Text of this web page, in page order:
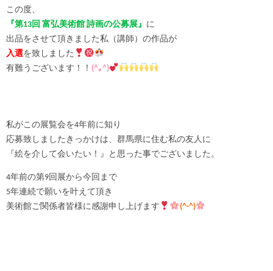
この度、
『第13回 富弘美術館 詩画の公募展』 に
出品をさせて頂きました私（講師）の作品が
入選を致しました
有難うございます！！ (^｡^)
私がこの展覧会を4年前に知り
応募致しましたきっかけは、群馬県に住む私の友人に
『絵を介して会いたい！』と思った事でございました。
4年前の第9回展から今回まで
5年連続で願いを叶えて頂き
美術館ご関係者皆様に感謝申し上げます
(^-^)